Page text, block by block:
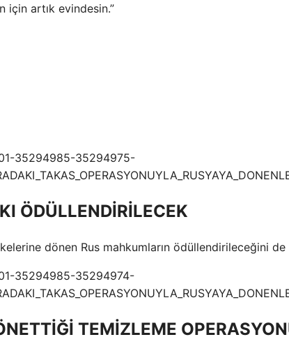
için artık evindesin.”
ÖDÜLLENDİRİLECEK
dönen Rus mahkumların ödüllendirileceğini
TEMİZLEME